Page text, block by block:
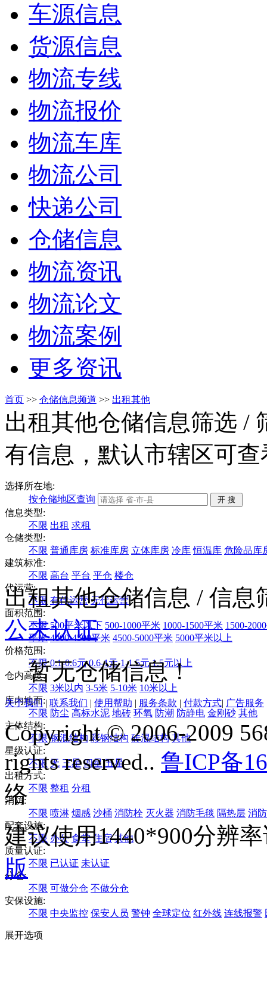
车源信息
货源信息
物流专线
物流报价
物流车库
物流公司
快递公司
仓储信息
物流资讯
物流论文
物流案例
更多资讯
首页 >> 仓储信息频道 >> 出租其他
出租其他仓储信息筛选 /
有信息，默认市辖区可
选择所在地:
按仓储地区查询
信息类型:
不限 出租 求租
仓储类型:
不限 普通库房 标准库房 立体库房 冷库 恒温库 危险品库
建筑标准:
不限 高台 平台 平仓 楼仓
代运营:
不限 有代运营 无代运营
面积范围:
不限 500平米以下 500-1000平米 1000-1500平米 1500-
平米 4000-4500平米 4500-5000平米 5000平米以上
价格范围:
不限 0.1-0.6元 0.6-1元 1-1.5元 1.5元以上
仓内高度:
不限 3米以内 3-5米 5-10米 10米以上
库内地面:
不限 防尘 高标水泥 地砖 环氧 防潮 防静电 金刚砂 其他
主体结构:
不限 钢混结构 彩钢结构 砖混结构 其他
星级认证:
不限 无 三星 四星 五星
出租方式:
不限 整租 分租
消防:
不限 喷淋 烟感 沙桶 消防栓 灭火器 消防毛毯 隔热层 消
配套设施:
不限 办公 食堂 住宿 其他
质量认证:
不限 已认证 未认证
分仓:
不限 可做分仓 不做分仓
安保设施:
不限 中央监控 保安人员 警钟 全球定位 红外线 连线报警
展开选项
出租其他仓储信息 / 信息
公未认证
暂无仓储信息！
关于我们| 联系我们 | 使用帮助 | 服务条款 | 付款方式| 广告服务
Copyright © 2006-2009
rights reserved.. 鲁ICP备
络
建议使用1440*900分辨
版